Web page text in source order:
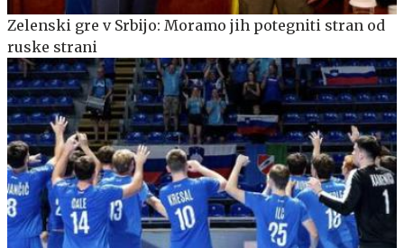
Zelenski gre v Srbijo: Moramo jih potegniti stran od
ruske strani